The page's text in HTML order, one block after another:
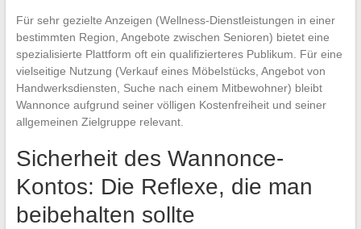
Für sehr gezielte Anzeigen (Wellness-Dienstleistungen in einer
bestimmten Region, Angebote zwischen Senioren) bietet eine
spezialisierte Plattform oft ein qualifizierteres Publikum. Für eine
vielseitige Nutzung (Verkauf eines Möbelstücks, Angebot von
Handwerksdiensten, Suche nach einem Mitbewohner) bleibt
Wannonce aufgrund seiner völligen Kostenfreiheit und seiner
allgemeinen Zielgruppe relevant.
Sicherheit des Wannonce-
Kontos: Die Reflexe, die man
beibehalten sollte